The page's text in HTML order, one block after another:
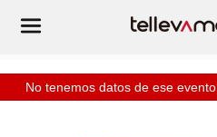
No tenemos datos de ese evento